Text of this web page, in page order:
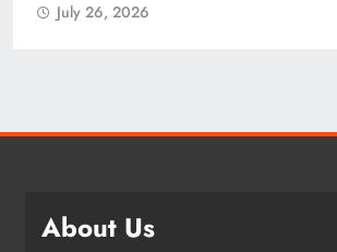
About Us